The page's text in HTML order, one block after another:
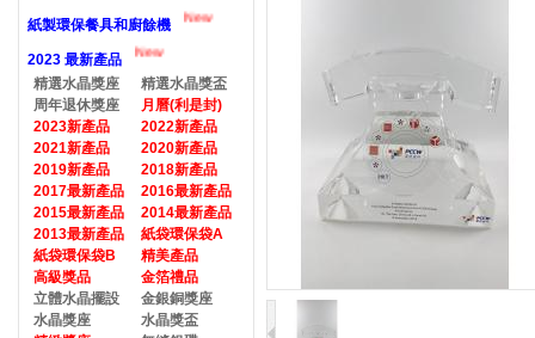
紙製環保餐具和廚餘機 New
2023 最新產品
New
精選水晶獎座
精選水晶獎盃
周年退休獎座
月曆(利是封)
2023新產品
2022新產品
2021新產品
2020新產品
2019新產品
2018新產品
2017最新產品
2016最新產品
2015最新產品
2014最新產品
2013最新產品
紙袋環保袋A
紙袋環保袋B
精美產品
高級獎品
金箔禮品
立體水晶擺設
金銀銅獎座
水晶獎座
水晶獎盃